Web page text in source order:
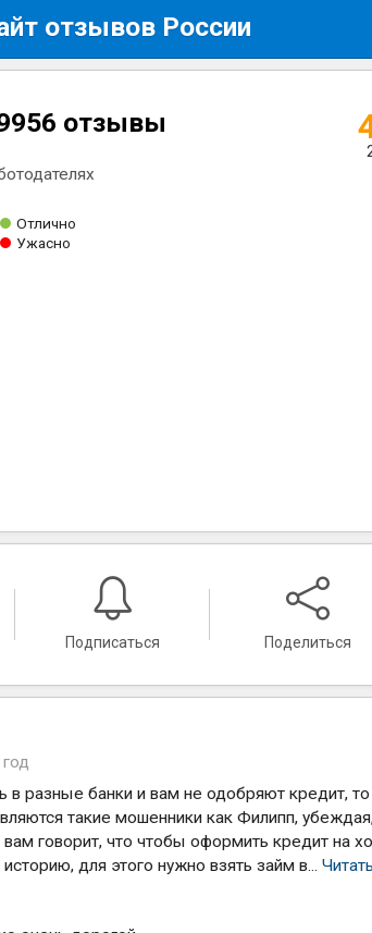
отзывов России
отзывы
Отлично
Ужасно
Подписаться Поделиться
в разные банки и вам не одобряют кредит,
такие мошенники как Филипп, убеждая,
говорит, что чтобы оформить кредит на
для этого нужно взять займ в...